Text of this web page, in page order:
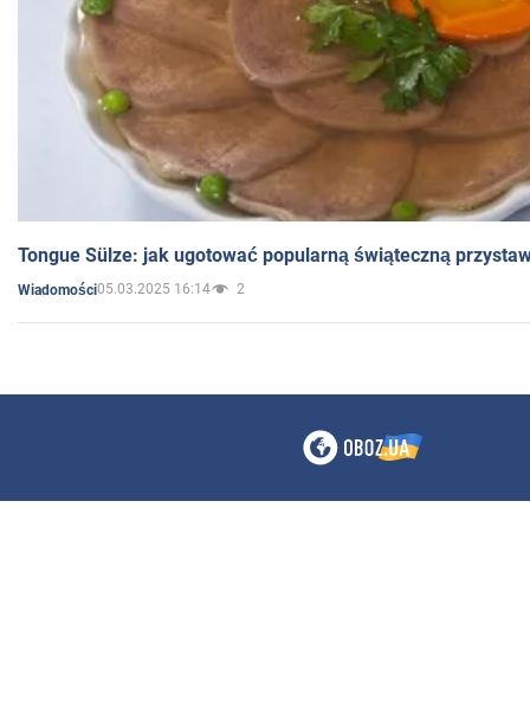
Tongue Sülze: jak ugotować popularną świąteczną
Wiadomości05.03.2025 16:14 2